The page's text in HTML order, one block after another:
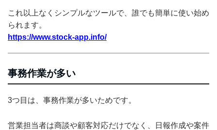
これ以上なくシンプルなツールで、誰でも簡単に使い始め
られます。
https://www.stock-app.info/
事務作業が多い
3つ目は、事務作業が多いためです。
営業担当者は商談や顧客対応だけでなく、日報作成や案件